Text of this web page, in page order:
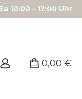
10:00 - 17:00 Uhr
0,00 €